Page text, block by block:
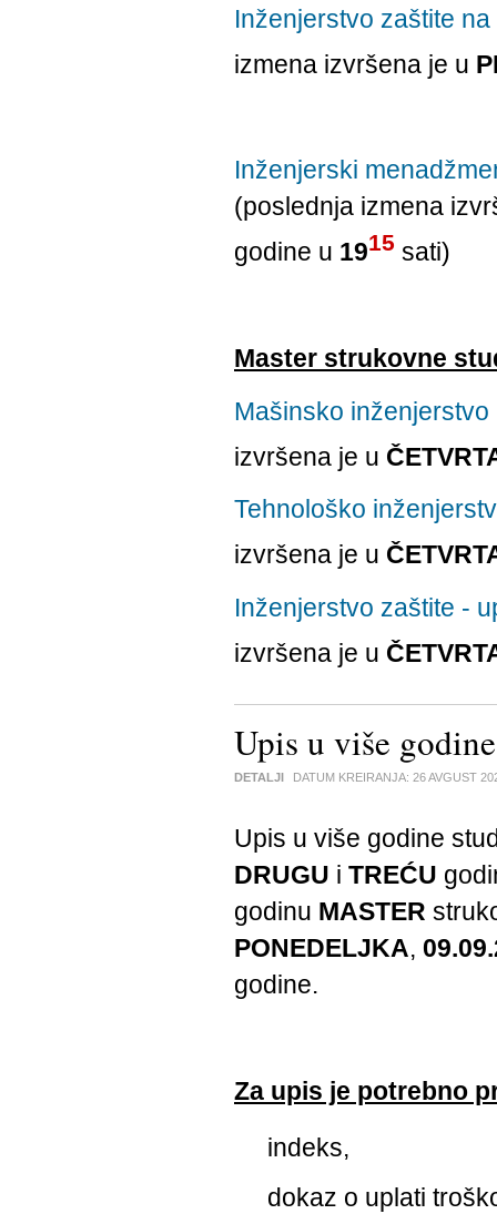
Inženjerstvo zaštite
izmena izvršena je u
Inženjerski
(poslednja izmena
godine u 1915 sati)
Master strukovne
Mašinsko
izvršena je u
Tehnološko
izvršena je u
Inženjerstvo zaštite -
izvršena je u
Upis u više
DETALJI DATUM KREIRANJA: 26 AVGUST
Upis u više godine
DRUGU i TREĆU
godinu MASTER
PONEDELJKA,
godine.
Za upis je potrebno
indeks,
dokaz o uplati